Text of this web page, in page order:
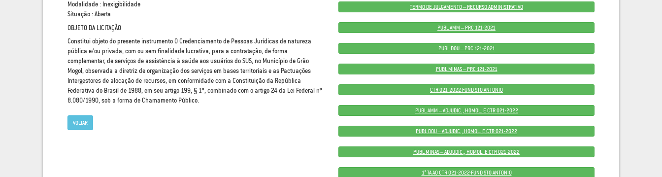
Modalidade : Inexigibilidade
Situação : Aberta
OBJETO DA LICITAÇÃO
Constitui objeto do presente instrumento O Credenciamento de Pessoas Jurídicas de natureza
pública e/ou privada, com ou sem finalidade lucrativa, para a contratação, de forma
complementar, de serviços de assistência à saúde aos usuários do SUS, no Município de Grão
Mogol, observada a diretriz de organização dos serviços em bases territoriais e as Pactuações
Intergestores de alocação de recursos, em conformidade com a Constituição da República
Federativa do Brasil de 1988, em seu artigo 199, § 1º, combinado com o artigo 24 da Lei Federal nº
8.080/1990, sob a forma de Chamamento Público.
VOLTAR
TERMO DE JULGAMENTO – RECURSO ADMINISTRATIVO
PUBL AMM – PRC 121-2021
PUBL DOU – PRC 121-2021
PUBL MINAS – PRC 121-2021
CTR 021-2022-FUND STO ANTONIO
PUBL AMM – ADJUDIC., HOMOL. E CTR 021-2022
PUBL DOU – ADJUDIC., HOMOL. E CTR 021-2022
PUBL MINAS – ADJUDIC., HOMOL. E CTR 021-2022
1° TA AO CTR 021-2022-FUND STO ANTONIO